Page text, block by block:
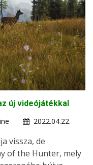
új videójátékkal
2022.04.22.
vissza, de
of the Hunter, mely